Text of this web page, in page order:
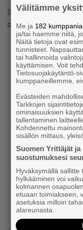
Suomen Yrittäjät
onnistumista.
5.9.2024 klo 10:57
Hyvää Yrittäjän
Alajärven
yksityisille
– 31.8.2024)
18.12.2023 klo 07:52
Uusi Yrittäjät-
Yrittäjä,
Välitämme
Me ja 182
ja/tai haemme niitä,
Näitä tietoja ovat
tunnisteet.
tai hallinnoida
käyttämisen. Voit
Tietosuojakäytäntö-
kumppaneillemme,
Evästeiden
Tarkkojen
ominaisuuksien
tallentaminen
Kohdennettu
sisällön mittaus,
Suomen Yrittäjät
suostumuksesi
Hyväksymällä sallitte
hylkääminen voi
kolmannen
etuaan toimiakseen,
asetuksia milloin
alareunasta.